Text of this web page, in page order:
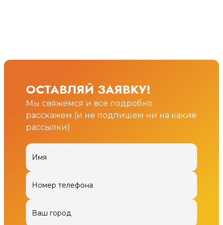
ОСТАВЛЯЙ ЗАЯВКУ!
Мы свяжемся и всё подробно
расскажем (и не подпишем ни на какие
рассылки)
Имя
Номер телефона
Ваш город